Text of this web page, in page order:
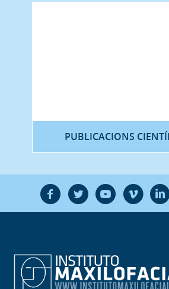
PUBLICACIONS
F T Y V